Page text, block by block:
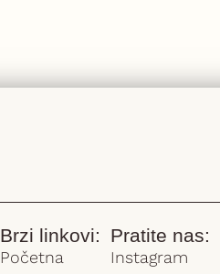
Brzi linkovi:
Početna
Pratite nas:
Instagram